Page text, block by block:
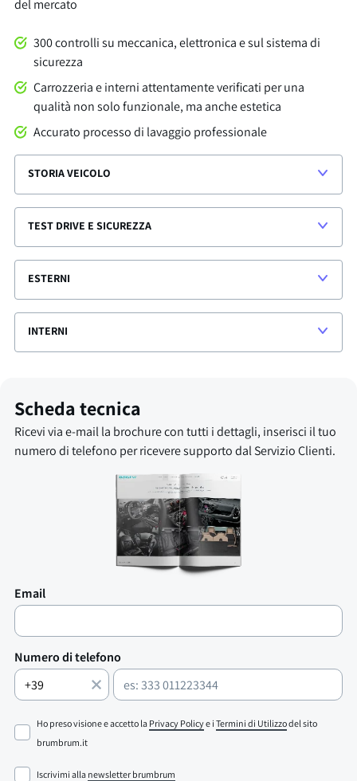
del mercato
300 controlli su meccanica, elettronica e sul sistema di
sicurezza
Carrozzeria e interni attentamente verificati per una
qualità non solo funzionale, ma anche estetica
Accurato processo di lavaggio professionale
STORIA VEICOLO
TEST DRIVE E SICUREZZA
ESTERNI
INTERNI
Scheda tecnica
Ricevi via e-mail la brochure con tutti i dettagli, inserisci il tuo
numero di telefono per ricevere supporto dal Servizio Clienti.
Email
Numero di telefono
Ho preso visione e accetto la Privacy Policye i Termini di Utilizzodel sito
brumbrum.it
Iscrivimi alla newsletter brumbrum